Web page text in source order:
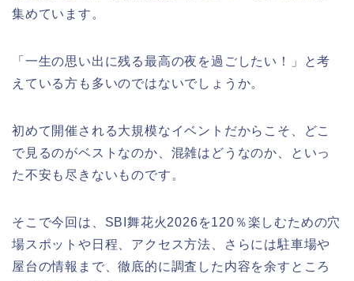
集めています。
「一生の思い出に残る最高の夜を過ごしたい！」と考
えている方も多いのではないでしょうか。
初めて開催される大規模なイベントだからこそ、どこ
で見るのがベストなのか、混雑はどうなのか、といっ
た不安も尽きないものです。
そこで今回は、SBI舞花火2026を120％楽しむための穴
場スポットや日程、アクセス方法、さらには駐車場や
屋台の情報まで、徹底的に調査した内容を余すところ